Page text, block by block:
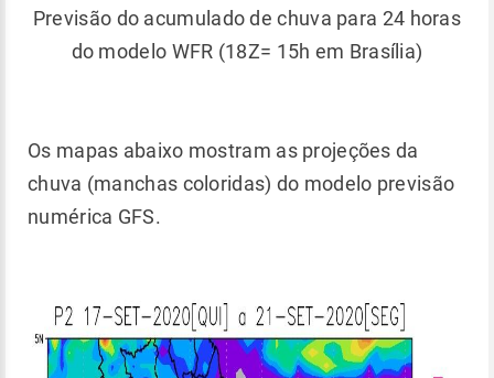
Previsão do acumulado de chuva para 24 horas
do modelo WFR (18Z= 15h em Brasília)
Os mapas abaixo mostram as projeções da
chuva (manchas coloridas) do modelo previsão
numérica GFS.